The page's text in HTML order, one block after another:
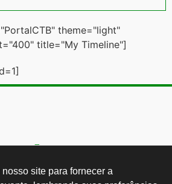
theme="light"
title="My Timeline"]
site para fornecer a